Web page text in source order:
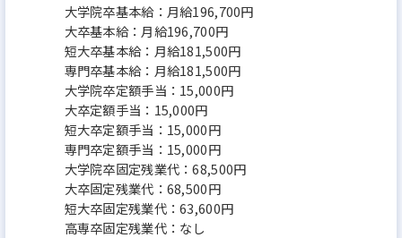
大学院卒基本給：月給196,700円
大卒基本給：月給196,700円
短大卒基本給：月給181,500円
専門卒基本給：月給181,500円
大学院卒定額手当：15,000円
大卒定額手当：15,000円
短大卒定額手当：15,000円
専門卒定額手当：15,000円
大学院卒固定残業代：68,500円
大卒固定残業代：68,500円
短大卒固定残業代：63,600円
高専卒固定残業代：なし